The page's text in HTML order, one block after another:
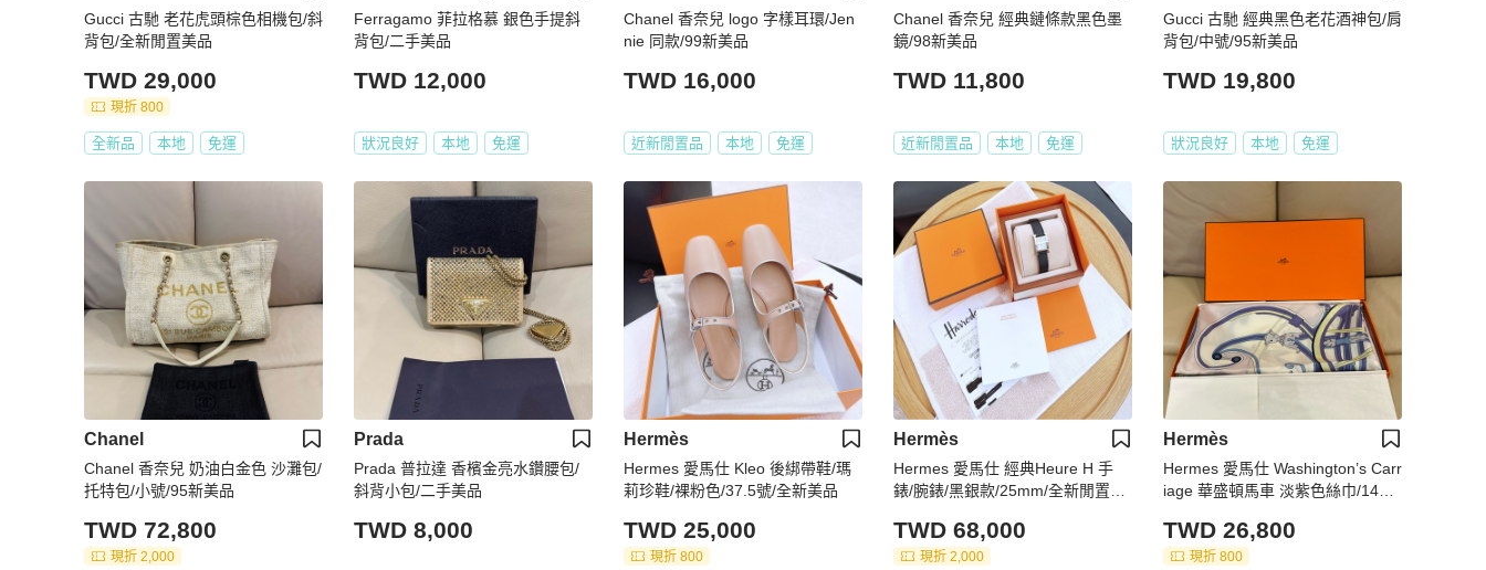
Gucci 古馳 老花虎頭棕色相機包/斜
背包/全新閒置美品
TWD 29,000
現折 800
全新品 本地 免運
Ferragamo 菲拉格慕 銀色手提斜
背包/二手美品
TWD 12,000
狀況良好 本地 免運
Chanel 香奈兒 logo 字樣耳環/Jen
nie 同款/99新美品
TWD 16,000
近新閒置品 本地 免運
Chanel 香奈兒 經典鏈條款黑色墨
鏡/98新美品
TWD 11,800
近新閒置品 本地 免運
Gucci 古馳 經典黑色老花酒神包/肩
背包/中號/95新美品
TWD 19,800
狀況良好 本地 免運
Chanel
Chanel 香奈兒 奶油白金色 沙灘包/
托特包/小號/95新美品
TWD 72,800
現折 2,000
Prada
Prada 普拉達 香檳金亮水鑽腰包/
斜背小包/二手美品
TWD 8,000
Hermès
Hermes 愛馬仕 Kleo 後綁帶鞋/瑪
莉珍鞋/裸粉色/37.5號/全新美品
TWD 25,000
現折 800
Hermès
Hermes 愛馬仕 經典Heure H 手
錶/腕錶/黑銀款/25mm/全新閒置美
TWD 68,000
現折 2,000
Hermès
Hermes 愛馬仕 Washington’s Carr
iage 華盛頓馬車 淡紫色絲巾/140x
TWD 26,800
現折 800